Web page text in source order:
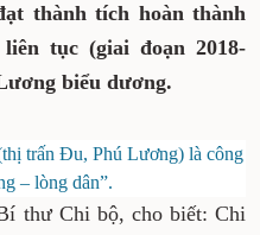
thành tích hoàn thành
tục (giai đoạn 2018-
biểu dương.
trấn Đu, Phú Lương) là công
– lòng dân”.
thư Chi bộ, cho biết: Chi